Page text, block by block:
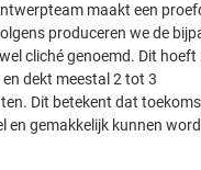
maakt een
produceren we de
cliché genoemd. Dit hoeft
dekt meestal 2 tot 3
Dit betekent dat
en gemakkelijk kunnen